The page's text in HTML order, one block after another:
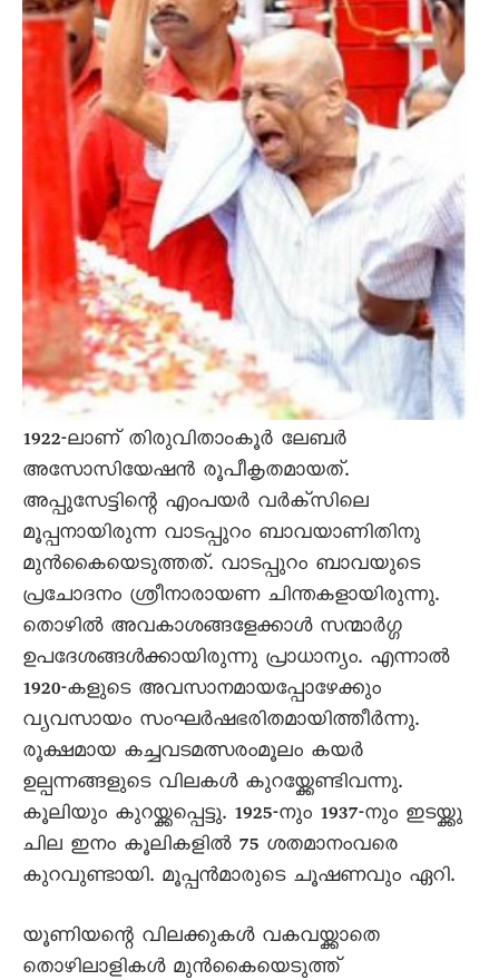
1922-ലാണ് തിരുവിതാംകൂർ ലേബർ
അസോസിയേഷൻ രൂപീകൃതമായത്.
അപ്പുസേട്ടിന്റെ എംപയർ വർക്സിലെ
മൂപ്പനായിരുന്ന വാടപ്പുറം ബാവയാണിതിനു
മുൻകൈയെടുത്തത്. വാടപ്പുറം ബാവയുടെ
പ്രചോദനം ശ്രീനാരായണ ചിന്തകളായിരുന്നു.
തൊഴിൽ അവകാശങ്ങളേക്കാൾ സന്മാർഗ്ഗ
ഉപദേശങ്ങൾക്കായിരുന്നു പ്രാധാന്യം. എന്നാൽ
1920-കളുടെ അവസാനമായപ്പോഴേക്കും
വ്യവസായം സംഘർഷഭരിതമായിത്തീർന്നു.
രൂക്ഷമായ കച്ചവടമത്സരംമൂലം കയർ
ഉല്പന്നങ്ങളുടെ വിലകൾ കുറയ്ക്കേണ്ടിവന്നു.
കൂലിയും കുറയ്ക്കപ്പെട്ടു. 1925-നും 1937-നും ഇടയ്ക്കു
ചില ഇനം കൂലികളിൽ 75 ശതമാനംവരെ
കുറവുണ്ടായി. മൂപ്പൻമാരുടെ ചൂഷണവും ഏറി.
യൂണിയന്റെ വിലക്കുകൾ വകവയ്ക്കാതെ
തൊഴിലാളികൾ മുൻകൈയെടുത്ത്